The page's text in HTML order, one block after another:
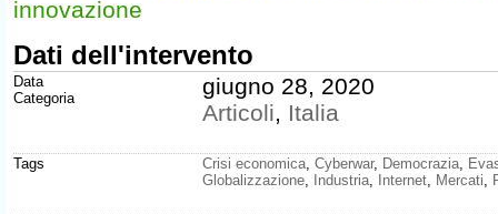
innovazione
Dati dell'intervento
Data
Categoria
giugno 28, 2020
Articoli, Italia
Tags Crisi economica Cyberwar, Democrazia
Globalizzazione
Industria Internet Mercati